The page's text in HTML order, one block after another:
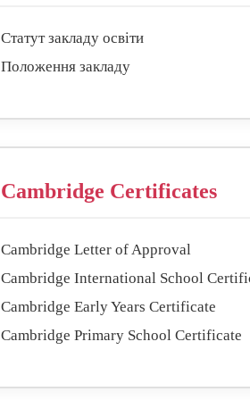
Статут закладу освіти
Положення закладу
Cambridge Certificates
Cambridge Letter of Approval
Cambridge International School
Cambridge Early Years Certificate
Cambridge Primary School Certificate